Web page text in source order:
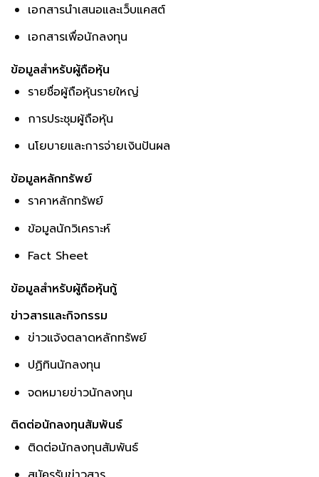
เอกสารนำเสนอและเว็บแคสต์
เอกสารเพื่อนักลงทุน
ข้อมูลสำหรับผู้ถือหุ้น
รายชื่อผู้ถือหุ้นรายใหญ่
การประชุมผู้ถือหุ้น
นโยบายและการจ่ายเงินปันผล
ข้อมูลหลักทรัพย์
ราคาหลักทรัพย์
ข้อมูลนักวิเคราะห์
Fact Sheet
ข้อมูลสำหรับผู้ถือหุ้นกู้
ข่าวสารและกิจกรรม
ข่าวแจ้งตลาดหลักทรัพย์
ปฏิทินนักลงทุน
จดหมายข่าวนักลงทุน
ติดต่อนักลงทุนสัมพันธ์
ติดต่อนักลงทุนสัมพันธ์